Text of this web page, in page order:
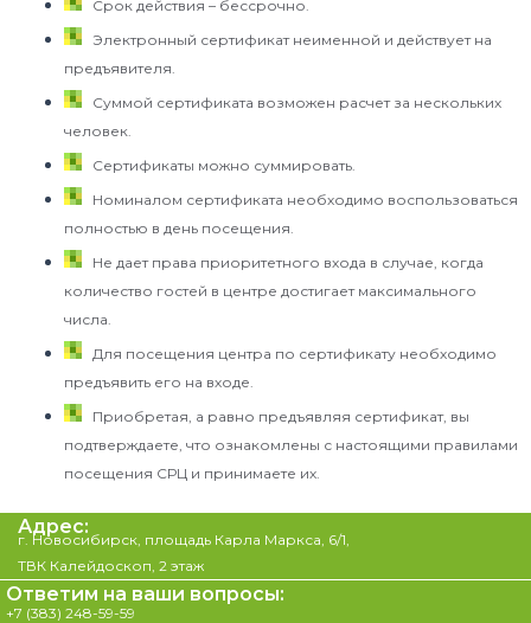
Срок действия – бессрочно.
Электронный сертификат неименной и действует на
предъявителя.
Суммой сертификата возможен расчет за нескольких
человек.
Сертификаты можно суммировать.
Номиналом сертификата необходимо воспользоваться
полностью в день посещения.
Не дает права приоритетного входа в случае, когда
количество гостей в центре достигает максимального
числа.
Для посещения центра по сертификату необходимо
предъявить его на входе.
Приобретая, а равно предъявляя сертификат, вы
подтверждаете, что ознакомлены с настоящими правилами
посещения СРЦ и принимаете их.
Адрес:
г. Новосибирск, площадь Карла Маркса, 6/1,
ТВК Калейдоскоп, 2 этаж
Ответим на ваши вопросы:
+7 (383) 248-59-59